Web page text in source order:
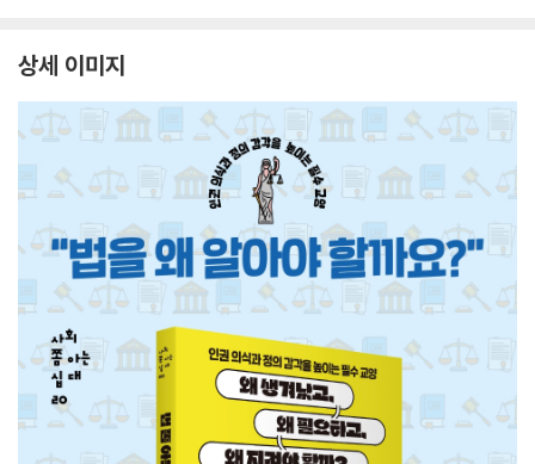
상세 이미지